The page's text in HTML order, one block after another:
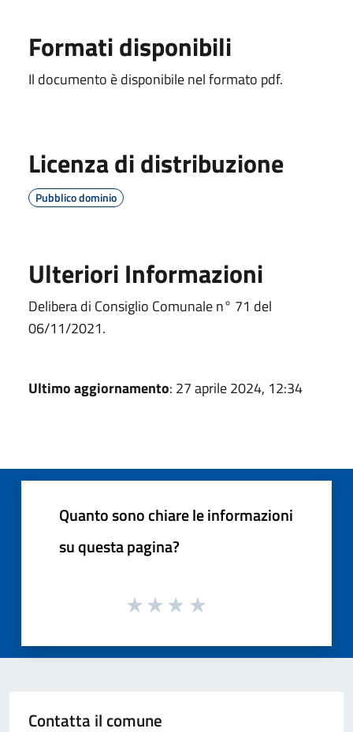
Formati disponibili
Il documento è disponibile nel formato pdf.
Licenza di distribuzione
Pubblico dominio
Ulteriori Informazioni
Delibera di Consiglio Comunale n° 71 del
06/11/2021.
Ultimo aggiornamento: 27 aprile 2024, 12:34
Quanto sono chiare le informazioni
su questa pagina?
Contatta il comune